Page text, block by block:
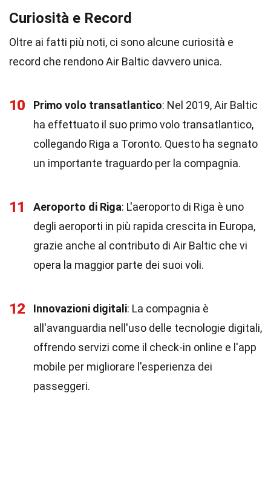
Curiosità e Record
Oltre ai fatti più noti, ci sono alcune curiosità e
record che rendono Air Baltic davvero unica.
10 Primo volo transatlantico: Nel 2019, Air Baltic
ha effettuato il suo primo volo transatlantico,
collegando Riga a Toronto. Questo ha segnato
un importante traguardo per la compagnia.
11 Aeroporto di Riga: L'aeroporto di Riga è uno
degli aeroporti in più rapida crescita in Europa,
grazie anche al contributo di Air Baltic che vi
opera la maggior parte dei suoi voli.
12 Innovazioni digitali: La compagnia è
all'avanguardia nell'uso delle tecnologie digitali,
offrendo servizi come il check-in online e l'app
mobile per migliorare l'esperienza dei
passeggeri.